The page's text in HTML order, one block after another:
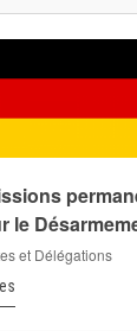
le
et Délégations